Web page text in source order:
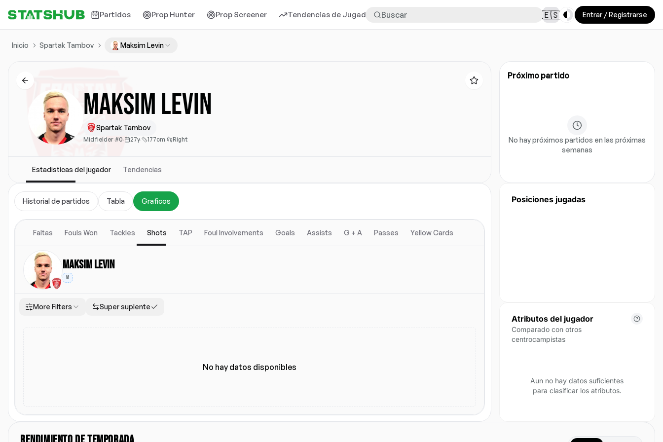
Partidos Prop Hunter Prop Screener Tendencias de Jugadores Más 🇪🇸 Toggle theme
Entrar / Registrarse
Inicio Spartak Tambov Maksim Levin
Maksim Levin
Spartak Tambov
Midfielder·#0· 27y· 177cm· Right
Estadisticas del jugador Tendencias
Próximo partido
No hay próximos partidos en las próximas
semanas
Historial de partidos Tabla Graficos
Faltas Fouls Won Tackles Shots TAP Foul Involvements Goals Assists G + A Passes Yellow Cards
Maksim Levin
M
More Filters Super suplente
No hay datos disponibles
Posiciones jugadas
Atributos del jugador
Comparado con otros
centrocampistas
Aun no hay datos suficientes
para clasificar los atributos.